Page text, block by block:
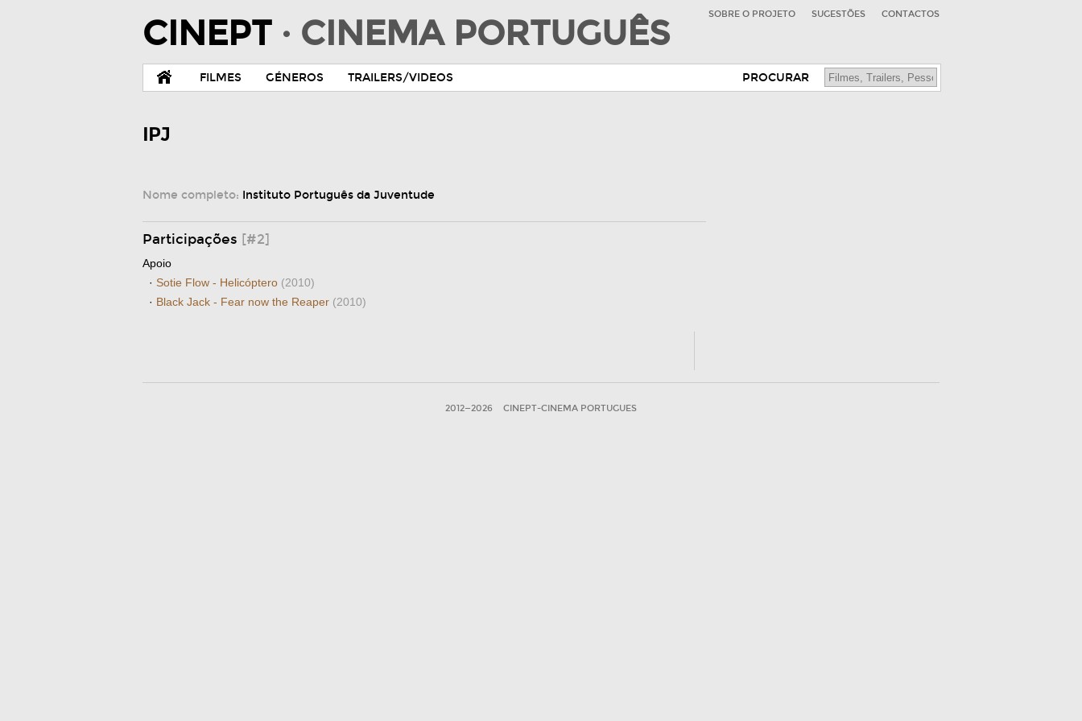
CINEPT · CINEMA PORTUGUÊS SOBRE O PROJETO SUGESTÕES CONTACTOS
FILMES GÉNEROS TRAILERS/VIDEOS PROCURAR
IPJ
Nome completo: Instituto Português da Juventude
Participações [#2]
Apoio
· Sotie Flow - Helicóptero (2010)
· Black Jack - Fear now the Reaper (2010)
2012—2026 CINEPT-CINEMA PORTUGUES